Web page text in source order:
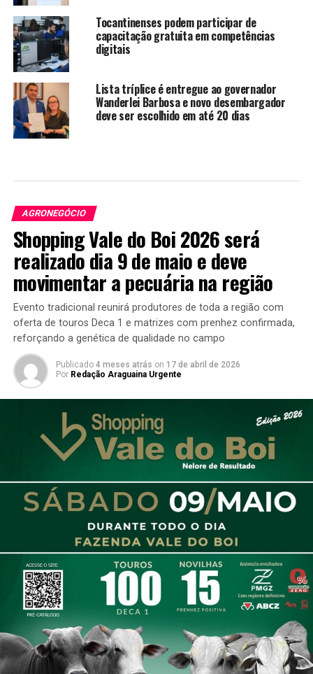
Tocantinenses podem participar de
capacitação gratuita em competências
digitais
Lista tríplice é entregue ao governador
Wanderlei Barbosa e novo desembargador
deve ser escolhido em até 20 dias
AGRONEGÓCIO
Shopping Vale do Boi 2026 será
realizado dia 9 de maio e deve
movimentar a pecuária na região
Evento tradicional reunirá produtores de toda a região com
oferta de touros Deca 1 e matrizes com prenhez confirmada,
reforçando a genética de qualidade no campo
Publicado 4 meses atrás on 17 de abril de 2026
Por Redação Araguaina Urgente